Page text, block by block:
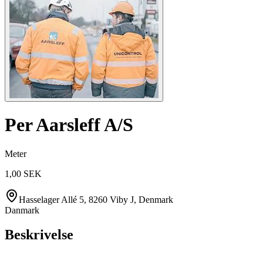
Per Aarsleff A/S
Meter
1,00 SEK
Hasselager Allé 5, 8260 Viby J, Denmark
Danmark
Beskrivelse